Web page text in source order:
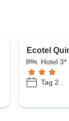
Ecotel
Hotel 3*
Tag 2